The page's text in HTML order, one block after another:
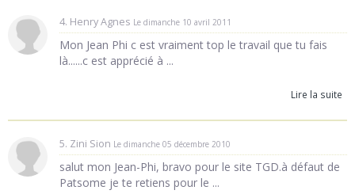
4. Henry Agnes Le dimanche 10 avril 2011
Mon Jean Phi c est vraiment top le travail que tu fais
là......c est apprécié à ...
Lire la suite
5. Zini Sion Le dimanche 05 décembre 2010
salut mon Jean-Phi, bravo pour le site TGD.à défaut de
Patsome je te retiens pour le ...